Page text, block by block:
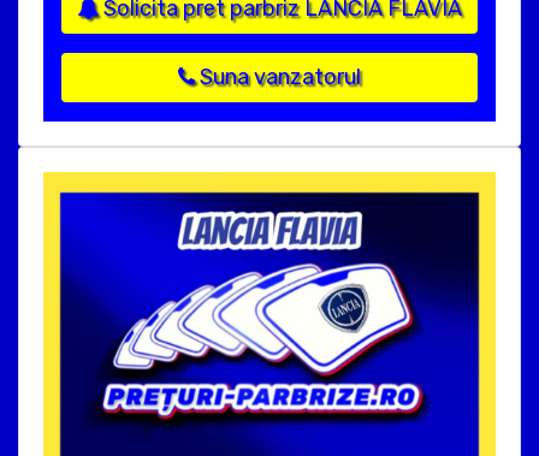
Solicita pret parbriz LANCIA FLAVIA
Suna vanzatorul